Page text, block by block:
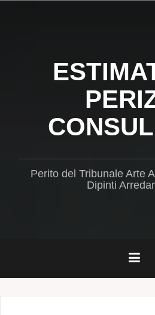
Perito del Tribunale Arte
Dipinti